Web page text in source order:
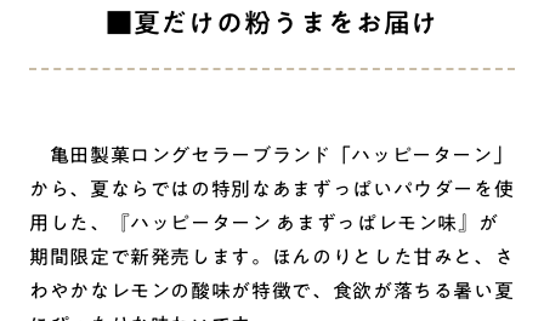
■夏だけの粉うまをお届け
亀田製菓ロングセラーブランド「ハッピーターン」
から、夏ならではの特別なあまずっぱいパウダーを使
用した、『ハッピーターン あまずっぱレモン味』が
期間限定で新発売します。ほんのりとした甘みと、さ
わやかなレモンの酸味が特徴で、食欲が落ちる暑い夏